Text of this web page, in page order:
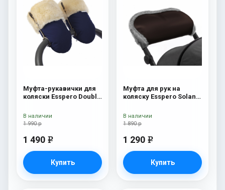
Муфта-рукавички для
коляски Esspero Double
Navy
1 990 р
1 490 e
Купить
В наличии
Муфта для рук на
коляску Esspero Solana
Brown
1 890 р
1 290 e
Купить
В наличии